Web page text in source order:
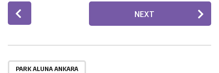
P
o
t
P
NEXT
PARK ALUNA ANKARA